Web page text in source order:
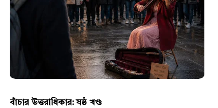
বাঁচার উত্তরাধিকার: ষষ্ঠ খণ্ড